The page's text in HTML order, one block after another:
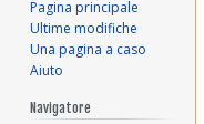
Pagina principale
Ultime modifiche
Una pagina a caso
Aiuto
Navigatore